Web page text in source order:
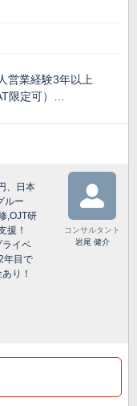
営業経験3年以上
限定可）…
、日本
ルー
,OJT研
援！
イベ
年目で
り！
コンサルタント
岩尾 健介